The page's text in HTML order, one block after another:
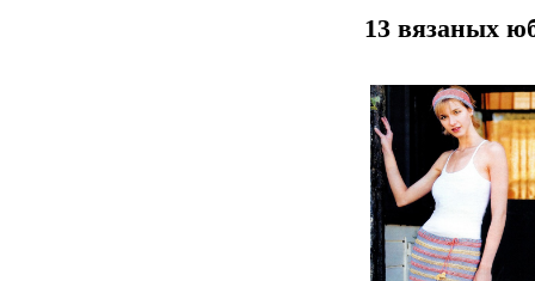
13 вязаных